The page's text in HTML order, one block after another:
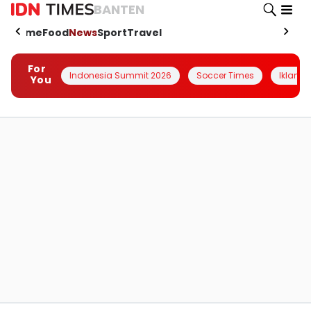
BANTEN
HomeFoodNewsSportTravel
For
You
Indonesia Summit 2026 Soccer Times Iklanin